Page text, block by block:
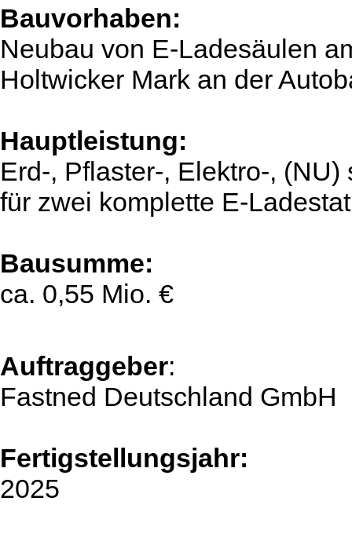
Bauvorhaben:
Neubau von E-Ladesäulen
Holtwicker Mark an der
Hauptleistung:
Erd-, Pflaster-, Elektro-,
für zwei komplette E-
Bausumme:
ca. 0,55 Mio. €
Auftraggeber:
Fastned Deutschland GmbH
Fertigstellungsjahr:
2025